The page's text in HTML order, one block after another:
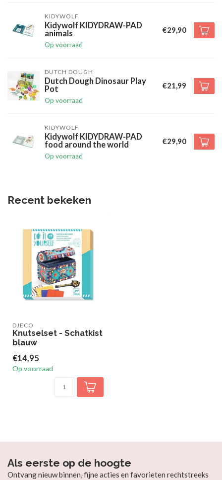
KIDYWOLF
Kidywolf KIDYDRAW-PAD
animals
Op voorraad
€29,90
DUTCH DOUGH
Dutch Dough Dinosaur Play
Pot
Op voorraad
€21,99
KIDYWOLF
Kidywolf KIDYDRAW-PAD
food around the world
Op voorraad
€29,90
Recent bekeken
DJECO
Knutselset - Schatkist
blauw
€14,95
Op voorraad
Als eerste op de hoogte
Ontvang nieuw binnen, fijne acties en favorieten rechtstreeks